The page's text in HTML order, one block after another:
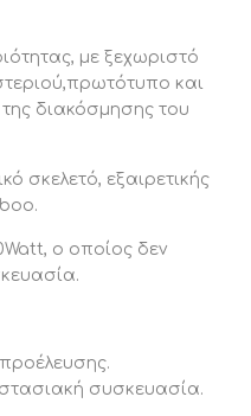
με ξεχωριστό
και
διακόσμησης του
σκελετό, εξαιρετικής
ο οποίος δεν
συσκευασία.